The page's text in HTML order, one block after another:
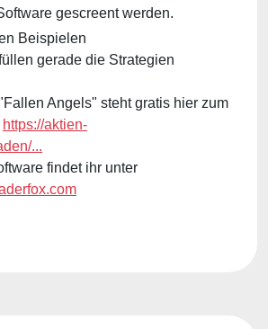
gescreent werden.
Beispielen
gerade die Strategien
Angels" steht gratis hier zum
https://aktien-
...
findet ihr unter